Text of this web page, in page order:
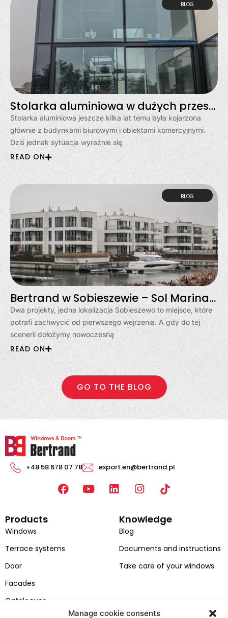
Manage cookie consents
BLOG
Stolarka aluminiowa w dużych przeszkleniach? Moda, czy stały trend?
Stolarka aluminiowa jeszcze kilka lat temu była kojarzona
głównie z budynkami biurowymi i obiektami komercyjnymi.
Dziś jednak sytuacja wyraźnie się
READ ON
BLOG
Bertrand w Sobieszewie – Sol Marina i Klimatyczna
Dwa projekty, jedna lokalizacja Sobieszewo to miejsce, które
potrafi zachwycić od pierwszego wejrzenia. A gdy do tej
scenerii dołożymy nowoczesną
READ ON
GO TO THE BLOG
+48 58 678 07 78 export.en@bertrand.pl
F
o
Y
L
e
I
t
r
a
Products
Windows
Terrace systems
Door
Facades
Catalogues
Knowledge
Blog
Documents and instructions
Take care of your windows